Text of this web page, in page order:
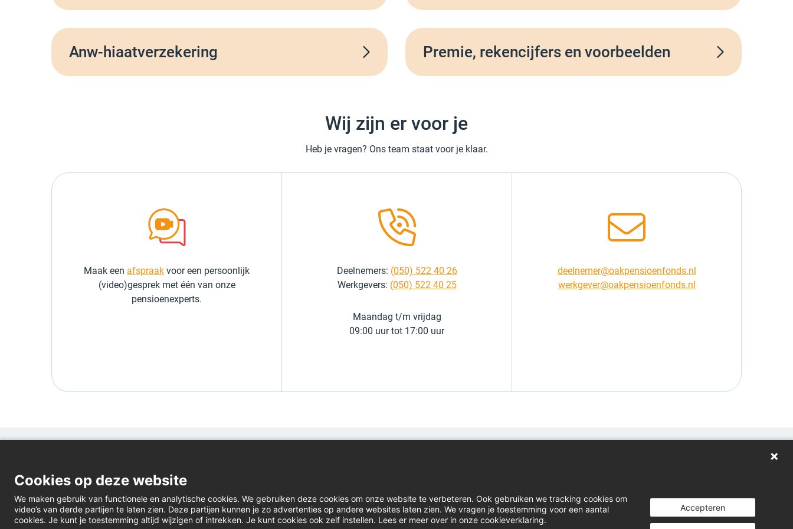
Anw-hiaatverzekering Premie, rekencijfers en voorbeelden
Wij zijn er voor je
Heb je vragen? Ons team staat voor je klaar.
Maak een afspraak voor een persoonlijk
(video)gesprek met één van onze
pensioenexperts.
Deelnemers: (050) 522 40 26
Werkgevers: (050) 522 40 25
Maandag t/m vrijdag
09:00 uur tot 17:00 uur
deelnemer@oakpensioenfonds.nl
werkgever@oakpensioenfonds.nl
Actueel
Klacht indienen
Cookies op deze website
We maken gebruik van functionele en analytische cookies. We gebruiken deze cookies om onze website te verbeteren. Ook gebruiken we tracking cookies om
video’s van derde partijen te laten zien. Deze partijen kunnen je zo advertenties op andere websites laten zien. We vragen je toestemming voor een aantal
cookies. Je kunt je toestemming altijd wijzigen of intrekken. Je kunt cookies ook zelf instellen. Lees er meer over in onze cookieverklaring.
Accepteren